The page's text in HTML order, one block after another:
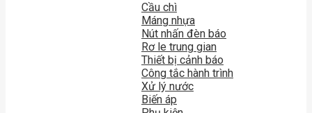
Cầu chì
Máng nhựa
Nút nhấn đèn báo
Rơ le trung gian
Thiết bị cảnh báo
Công tắc hành trình
Xử lý nước
Biến áp